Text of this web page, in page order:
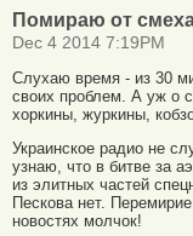
Помираю от
Dec 4 2014 7:19PM
Слухаю время - из 30
своих проблем. А уж о
хоркины, журкины,
Украинское радио не
узнаю, что в битве за
из элитных частей
Пескова нет.
новостях молчок!